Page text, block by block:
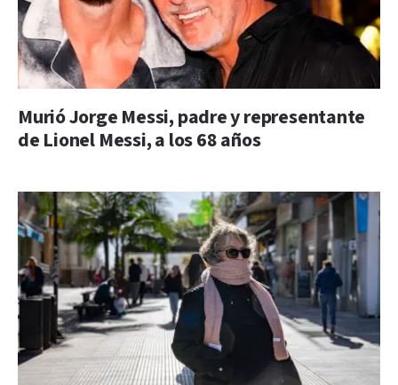
Murió Jorge Messi, padre y representante
de Lionel Messi, a los 68 años